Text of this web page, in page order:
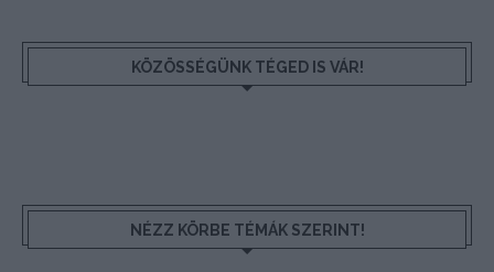
KÖZÖSSÉGÜNK TÉGED IS VÁR!
NÉZZ KÖRBE TÉMÁK SZERINT!